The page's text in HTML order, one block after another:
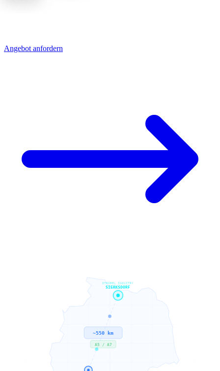
Angebot anfordern
SIERKSDORF
STROBEL INDUSTRY
~550 km
A5 / A7